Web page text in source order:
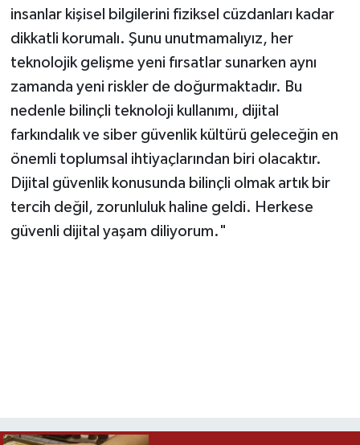
insanlar kişisel bilgilerini fiziksel cüzdanları kadar
dikkatli korumalı. Şunu unutmamalıyız, her
teknolojik gelişme yeni fırsatlar sunarken aynı
zamanda yeni riskler de doğurmaktadır. Bu
nedenle bilinçli teknoloji kullanımı, dijital
farkındalık ve siber güvenlik kültürü geleceğin en
önemli toplumsal ihtiyaçlarından biri olacaktır.
Dijital güvenlik konusunda bilinçli olmak artık bir
tercih değil, zorunluluk haline geldi. Herkese
güvenli dijital yaşam diliyorum."